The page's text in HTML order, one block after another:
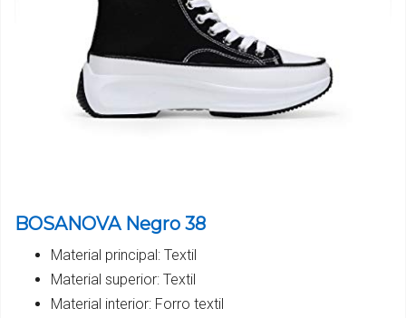
BOSANOVA Negro 38
Material principal: Textil
Material superior: Textil
Material interior: Forro textil